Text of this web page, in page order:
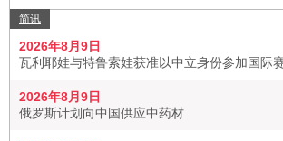
简讯
2026年8月9日
瓦利耶娃与特鲁索娃获准以中立身份参加国际
2026年8月9日
俄罗斯计划向中国供应中药材